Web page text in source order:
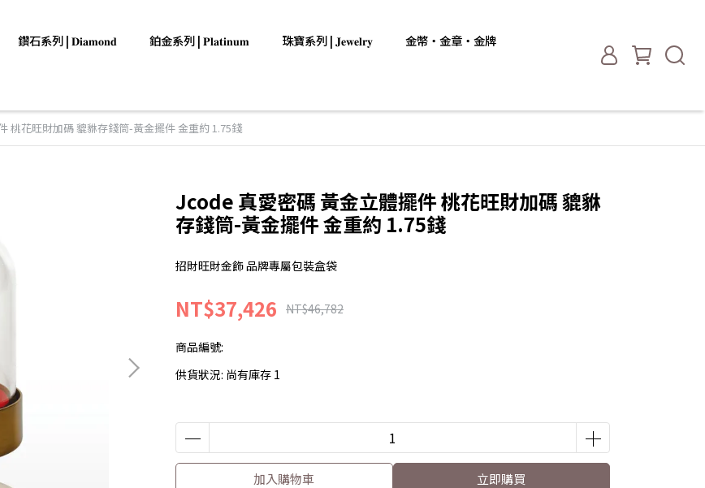
鑽石系列 | 𝐃𝐢𝐚𝐦𝐨𝐧𝐝 鉑金系列 | 𝐏𝐥𝐚𝐭𝐢𝐧𝐮𝐦 珠寶系列 | 𝐉𝐞𝐰𝐞𝐥𝐫𝐲
金幣・金章・金牌
桃花旺財加碼 貔貅存錢筒-黃金擺件 金重約 1.75錢
Jcode 真愛密碼 黃金立體擺件 桃花旺財加碼 貔貅
存錢筒-黃金擺件 金重約 1.75錢
招財旺財金飾 品牌專屬包裝盒袋
NT$37,426 NT$46,782
商品編號:
供貨狀況: 尚有庫存 1
加入購物車 立即購買